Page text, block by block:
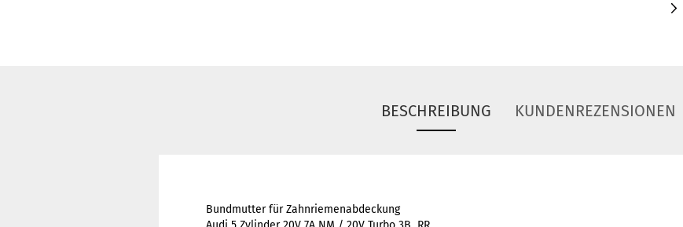
BESCHREIBUNG KUNDENREZENSIONEN
Bundmutter für Zahnriemenabdeckung